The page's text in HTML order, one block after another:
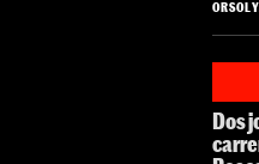
Dos